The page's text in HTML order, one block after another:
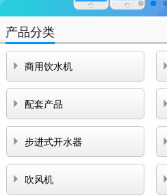
产品分类
 商用饮水机 
 配套产品 
 步进式开水器 
 吹风机 